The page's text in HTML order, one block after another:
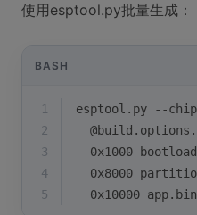
使用esptool.py批量生成：
BASH
1
esptool.py --
2
3
0x1000
4
0x8000
5
  0x10000 app.bin